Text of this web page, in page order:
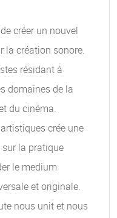
créer un nouvel
la création sonore.
résidant à
domaines de la
du cinéma.
crée une
la pratique
le medium
et originale.
nous unit et nous